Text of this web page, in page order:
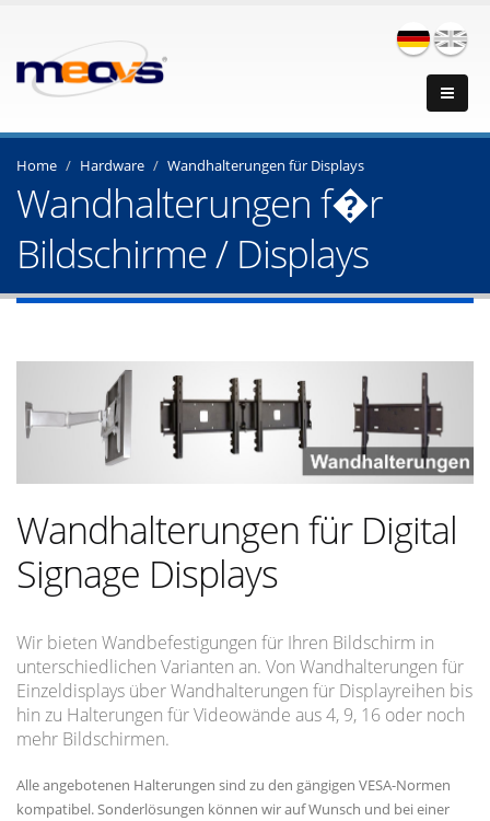
Home Hardware Wandhalterungen für Displays
Wandhalterungen f�r
Bildschirme / Displays
Wandhalterungen für Digital
Signage Displays
Wir bieten Wandbefestigungen für Ihren Bildschirm in
unterschiedlichen Varianten an. Von Wandhalterungen für
Einzeldisplays über Wandhalterungen für Displayreihen bis
hin zu Halterungen für Videowände aus 4, 9, 16 oder noch
mehr Bildschirmen.
Alle angebotenen Halterungen sind zu den gängigen VESA-Normen
kompatibel. Sonderlösungen können wir auf Wunsch und bei einer